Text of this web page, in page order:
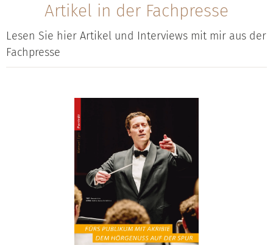
Artikel in der Fachpresse
Lesen Sie hier Artikel und Interviews mit mir aus der
Fachpresse